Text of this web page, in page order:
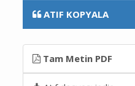
ATIF KOPYALA
Tam Metin PDF